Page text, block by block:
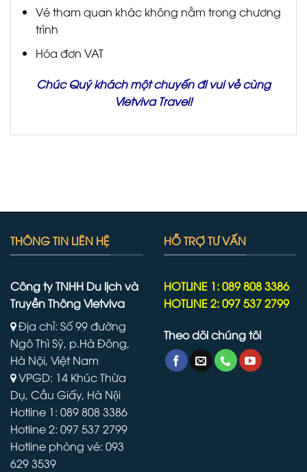
Vé tham quan khác không nằm trong chương
trình
Hóa đơn VAT
Chúc Quý khách một chuyến đi vui vẻ cùng
Vietviva Travel!
THÔNG TIN LIÊN HỆ
Công ty TNHH Du lịch và
Truyền Thông Vietviva
Địa chỉ: Số 99 đường
Ngô Thì Sỹ, p.Hà Đông,
Hà Nội, Việt Nam
VPGD: 14 Khúc Thừa
Dụ, Cầu Giấy, Hà Nội
Hotline 1: 089 808 3386
Hotline 2: 097 537 2799
Hotline phòng vé: 093
629 3539
HỖ TRỢ TƯ VẤN
HOTLINE 1: 089 808 3386
HOTLINE 2: 097 537 2799
Theo dõi chúng tôi